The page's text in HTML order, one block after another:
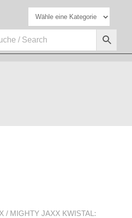
/ MIGHTY JAXX KWISTAL: